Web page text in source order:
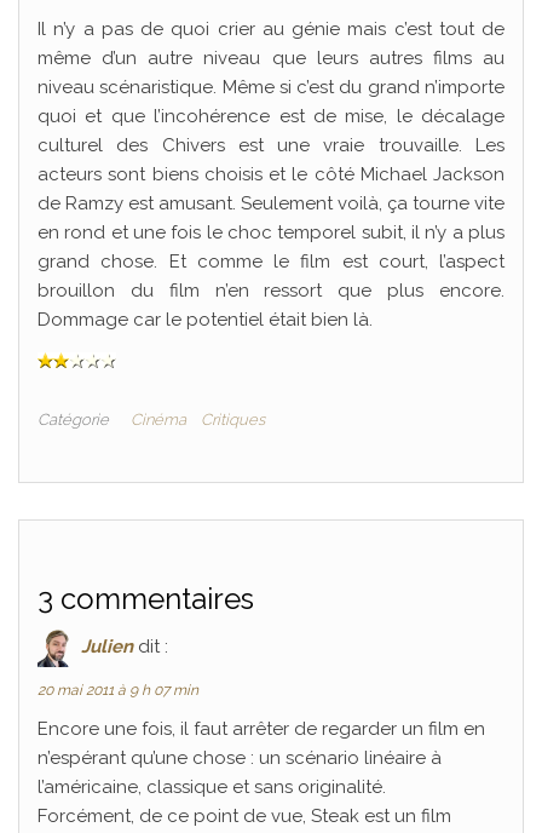
Il n’y a pas de quoi crier au génie mais c’est tout de
même d’un autre niveau que leurs autres films au
niveau scénaristique. Même si c’est du grand n’importe
quoi et que l’incohérence est de mise, le décalage
culturel des Chivers est une vraie trouvaille. Les
acteurs sont biens choisis et le côté Michael Jackson
de Ramzy est amusant. Seulement voilà, ça tourne vite
en rond et une fois le choc temporel subit, il n’y a plus
grand chose. Et comme le film est court, l’aspect
brouillon du film n’en ressort que plus encore.
Dommage car le potentiel était bien là.
Catégorie Cinéma Critiques
3 commentaires
Julien dit :
20 mai 2011 à 9 h 07 min
Encore une fois, il faut arrêter de regarder un film en
n’espérant qu’une chose : un scénario linéaire à
l’américaine, classique et sans originalité.
Forcément, de ce point de vue, Steak est un film